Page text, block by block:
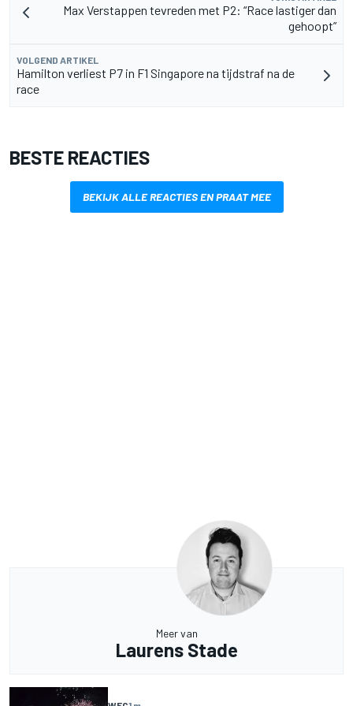
Max Verstappen tevreden met P2: “Race lastiger dan
gehoopt”
VOLGEND ARTIKEL
Hamilton verliest P7 in F1 Singapore na tijdstraf na de
race
BESTE REACTIES
BEKIJK ALLE REACTIES EN PRAAT MEE
Meer van
Laurens Stade